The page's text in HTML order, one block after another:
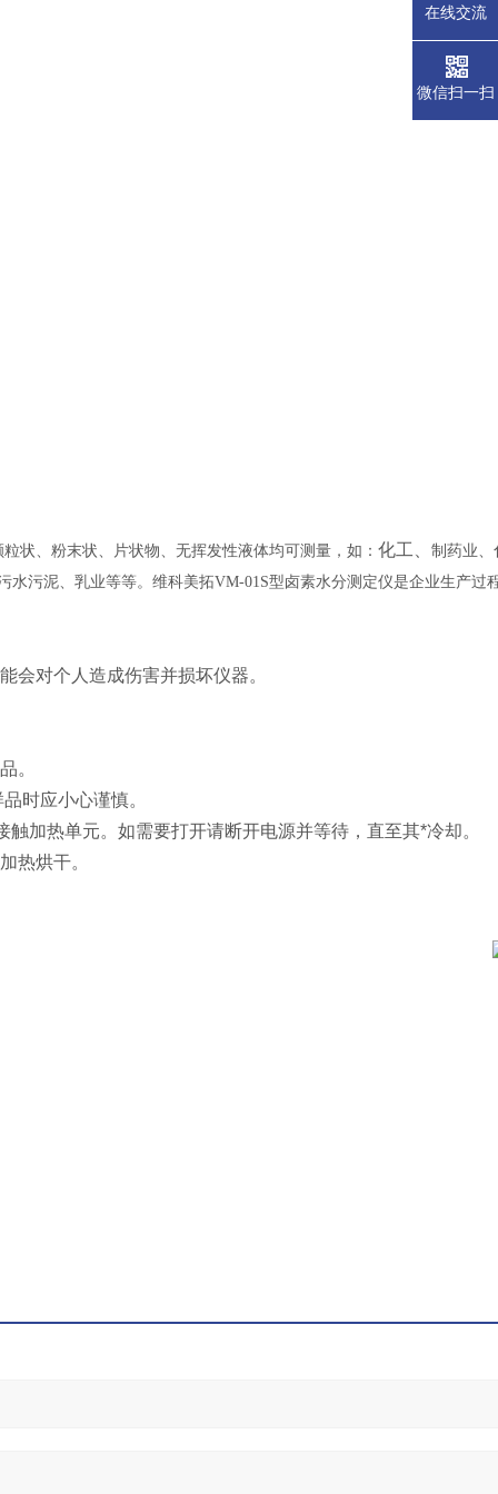
状、粉末状、片状物、无挥发性液体均可测量，如： 化工、 制药业、
污泥、乳业等等。维科美拓VM-01S型卤素水分测定仪是企业生产过
会对个人造成伤害并损坏仪器。
。
时应小心谨慎。
加热单元。如需要打开请断开电源并等待，直至其*冷却。
热烘干。
在线交流
微信扫一扫